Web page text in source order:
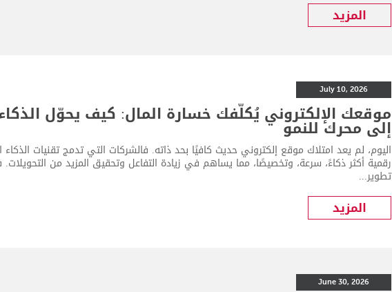
المزيد
July 10, 2026
موقعك الإلكتروني يُكلّفك خسارة المال: كيف يحوّل
إلى محرك للنمو
رقمية أكثر ذكاءً، سرعة، وتخصيصًا، مما يساهم في زيادة التفاعل وتحقيق المزيد من
تطوير...
المزيد
June 30, 2026